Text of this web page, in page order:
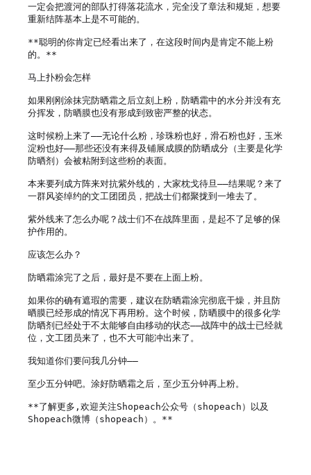
一定会把渡河的部队打得落花流水，完全没了章法和规矩，想要
重新结阵基本上是不可能的。
**聪明的你肯定已经看出来了，在这段时间内是肯定不能上粉
的。**
马上扑粉会怎样
如果刚刚涂抹完防晒霜之后立刻上粉，防晒霜中的水分并没有充
分挥发，防晒膜也没有形成到致密严整的状态。
这时候粉上来了——无论什么粉，珍珠粉也好，滑石粉也好，玉米
淀粉也好——那些还没有来得及铺展成膜的防晒成分（主要是化学
防晒剂）会被粘附到这些粉的表面。
本来要列成方阵来对抗紫外线的，大家枕戈待旦——结果呢？来了
一群风姿绰约的文工团团员，把战士们都聚拢到一堆去了。
紫外线来了怎么办呢？战士们不在战阵里面，是起不了足够的保
护作用的。
应该怎么办？
防晒霜涂完了之后，最好是不要在上面上粉。
如果你的确有遮瑕的需要，建议在防晒霜涂完彻底干燥，并且防
晒膜已经形成的情况下再用粉。这个时候，防晒膜中的很多化学
防晒剂已经处于不太能够自由移动的状态——战阵中的战士已经就
位，文工团员来了，也不大可能冲出来了。
我知道你们要问我几分钟——
至少五分钟吧。涂好防晒霜之后，至少五分钟再上粉。
**了解更多,欢迎关注Shopeach公众号（shopeach）以及
Shopeach微博（shopeach）。**